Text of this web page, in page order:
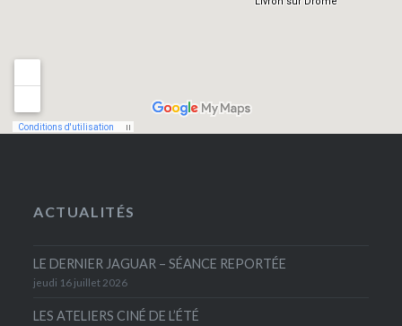
ACTUALITÉS
LE DERNIER JAGUAR – SÉANCE REPORTÉE
jeudi 16 juillet 2026
LES ATELIERS CINÉ DE L’ÉTÉ